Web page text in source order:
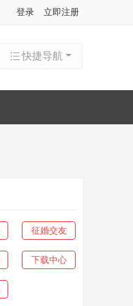
登录 立即注册
快捷导航
征婚交友
下载中心